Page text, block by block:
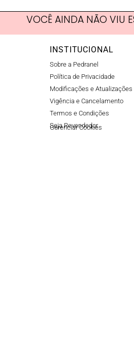
VOCÊ AINDA NÃO VIU
INSTITUCIONAL
Sobre a Pedranel
Política de Privacidade
Modificações e Atualizações
Vigência e Cancelamento
Termos e Condições
Seja Revendedor
Gerenciar Cookies​